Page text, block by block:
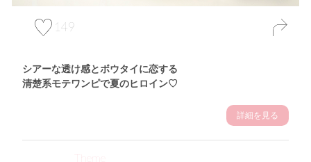
149
シアーな透け感とボウタイに恋する
清楚系モテワンピで夏のヒロイン♡
詳細を見る
Theme